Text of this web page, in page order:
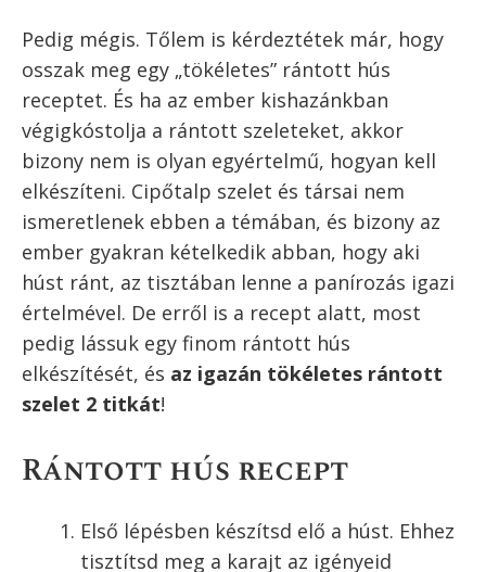
Ugrás a recepthez Recept nyomtatása
A rántott hús, vagy más néven rántott karaj,
rántott szelet, rántott borda, ha lenne
nemzeti étel-kedveltségi verseny, szinte
biztosan az első helyen végezne a magyarok
között. Magyarul szeretjük a rántott húst. (Az
elnevezésekkel kapcsolatban – és hogy miért
hagytam ki például a bécsi szelet elnevezést –
lásd a gondolataimat a recept alatt.)
A rántott hús olyan étel, aminek elsőre azt
mindenki tudja. Panírozd be a húst és süsd ki –
talán egynémely szakácskönyv még a mai
szemünket.